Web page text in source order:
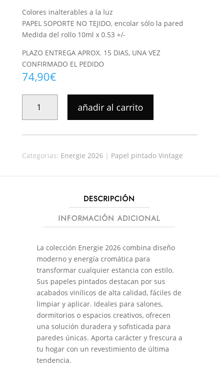
Colores inalterables a la luz
PAPEL SOPORTE NO TEJIDO, encolar sólo la pared
Medida del rollo 10ml x 0.53 +/-
PLAZO ENTREGA APROX. 15 DIAS, UNA VEZ
CONFIRMADO EL PEDIDO
74,90€
PINTADO
ENERGIE
30168
añadir al carrito
Categorias: Energie 2026| Papel pintado Vintage
DESCRIPCIÓN
INFORMACIÓN ADICIONAL
La colección Energie 2026 combina diseño
moderno y energía cromática para
transformar cualquier estancia con estilo.
Sus papeles pintados destacan por sus
acabados vinílicos de alta calidad, fáciles de
limpiar y aplicar. Ideales para salones,
dormitorios o espacios creativos, ofrecen
una solución duradera y sofisticada para
paredes únicas. Aporta carácter y frescura a
tu hogar con un revestimiento de última
tendencia.